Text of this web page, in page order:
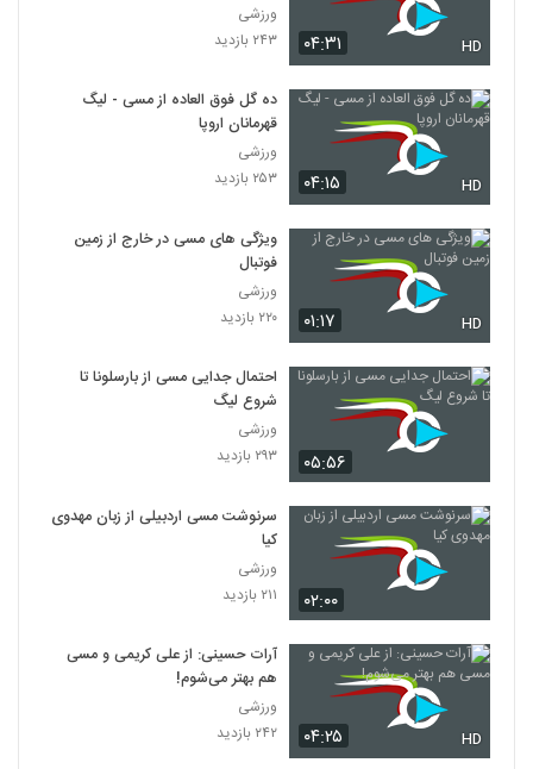
۰۴:۳۱ HD
ورزشی
۲۴۳ بازدید
۰۴:۱۵ HD
ده گل فوق العاده از مسی - لیگ
قهرمانان اروپا
ورزشی
۲۵۳ بازدید
۰۱:۱۷ HD
ویژگی‌ های مسی در خارج از زمین
فوتبال
ورزشی
۲۲۰ بازدید
۰۵:۵۶
احتمال جدایی مسی از بارسلونا تا
شروع لیگ
ورزشی
۲۹۳ بازدید
۰۲:۰۰
سرنوشت مسی اردبیلی از زبان مهدوی
کیا
ورزشی
۲۱۱ بازدید
۰۴:۲۵ HD
آرات حسینی: از علی کریمی و مسی
هم بهتر می‌شوم!
ورزشی
۲۴۲ بازدید